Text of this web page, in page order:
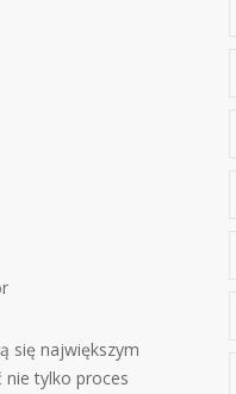
się największym
nie tylko proces